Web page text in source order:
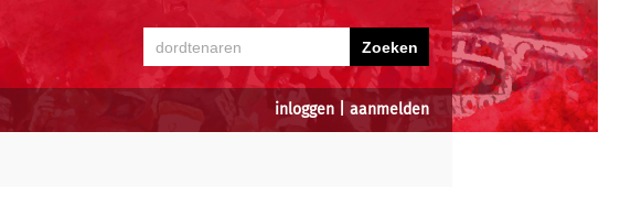
inloggen aanmelden